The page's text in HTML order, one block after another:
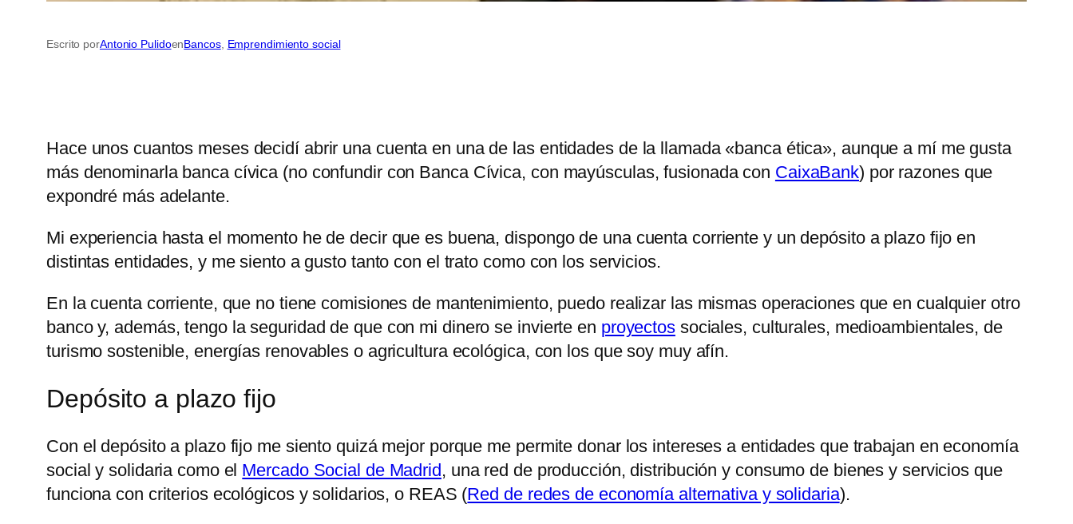
Escrito porAntonio PulidoenBancos, Emprendimiento social
Hace unos cuantos meses decidí abrir una cuenta en una de las entidades de la llamada «banca ética», aunque a mí me gusta
más denominarla banca cívica (no confundir con Banca Cívica, con mayúsculas, fusionada con CaixaBank) por razones que
expondré más adelante.
Mi experiencia hasta el momento he de decir que es buena, dispongo de una cuenta corriente y un depósito a plazo fijo en
distintas entidades, y me siento a gusto tanto con el trato como con los servicios.
En la cuenta corriente, que no tiene comisiones de mantenimiento, puedo realizar las mismas operaciones que en cualquier otro
banco y, además, tengo la seguridad de que con mi dinero se invierte en proyectossociales, culturales, medioambientales, de
turismo sostenible, energías renovables o agricultura ecológica, con los que soy muy afín.
Depósito a plazo fijo
Con el depósito a plazo fijo me siento quizá mejor porque me permite donar los intereses a entidades que trabajan en economía
social y solidaria como el Mercado Social de Madrid, una red de producción, distribución y consumo de bienes y servicios que
funciona con criterios ecológicos y solidarios, o REAS (Red de redes de economía alternativa y solidaria).